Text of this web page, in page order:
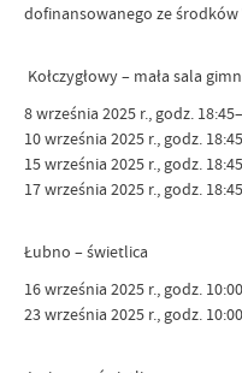
dofinansowanego ze
Kołczygłowy – mała sala
8 września 2025 r., godz.
10 września 2025 r., godz.
15 września 2025 r., godz.
17 września 2025 r., godz.
Łubno – świetlica
16 września 2025 r., godz.
23 września 2025 r., godz.